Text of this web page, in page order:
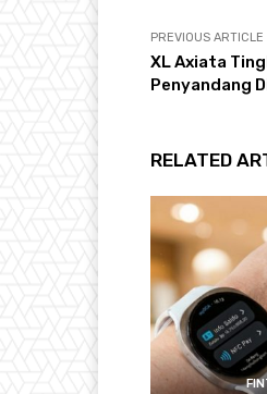
PREVIOUS ARTICLE
XL Axiata
Penyandang
RELATED